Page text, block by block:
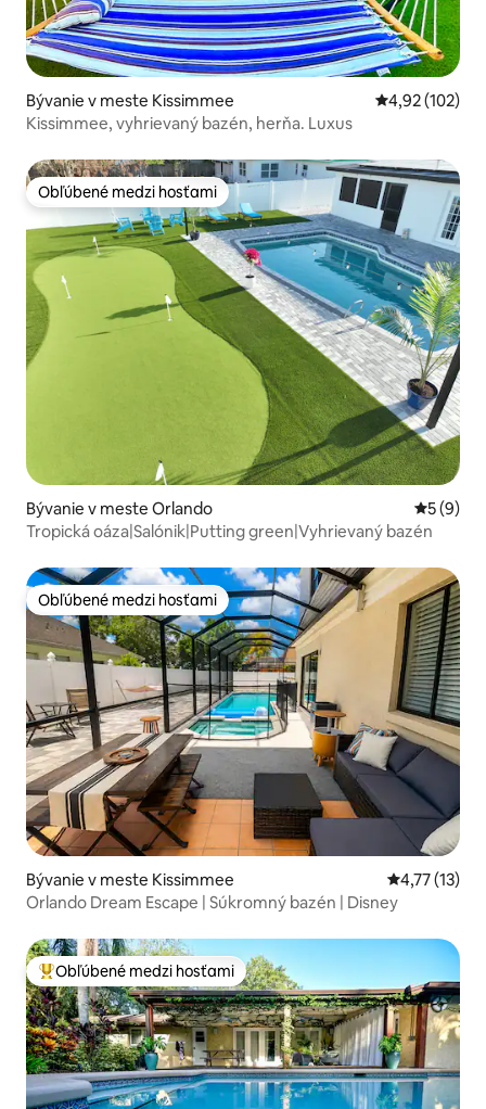
Bývanie v meste Kissimmee Priemerné
4,92 (102)
Kissimmee, vyhrievaný bazén, herňa. Luxus
Obľúbené medzi hosťami
Obľúbené medzi hosťami
Bývanie v meste Orlando
5 (9)
Tropická oáza|Salónik|Putting green|Vyhrievaný bazén
Obľúbené medzi hosťami
Obľúbené medzi hosťami
Bývanie v meste Kissimmee Priemerné
4,77 (13)
Orlando Dream Escape | Súkromný bazén | Disney
Najobľúbenejšie medzi hosťami
Obľúbené medzi hosťami